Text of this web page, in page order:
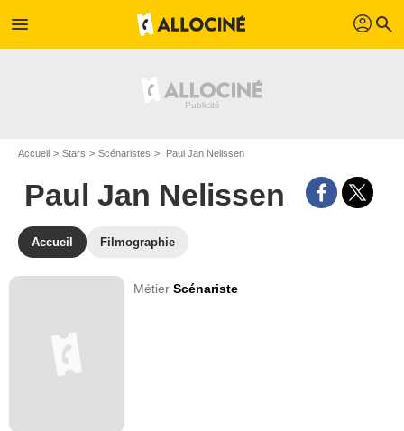
menu profil search
Accueil Stars Scénaristes Paul Jan Nelissen
Paul Jan Nelissen
Accueil Filmographie
MétierScénariste